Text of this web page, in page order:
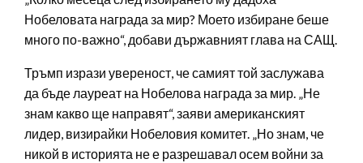
Нобеловата награда за мир? Моето избиране беше
много по-важно“, добави държавният глава на САЩ.
Тръмп изрази увереност, че самият той заслужава
да бъде лауреат на Нобелова награда за мир. „Не
знам какво ще направят“, заяви американският
лидер, визирайки Нобеловия комитет. „Но знам, че
никой в ​​историята не е разрешавал осем войни за